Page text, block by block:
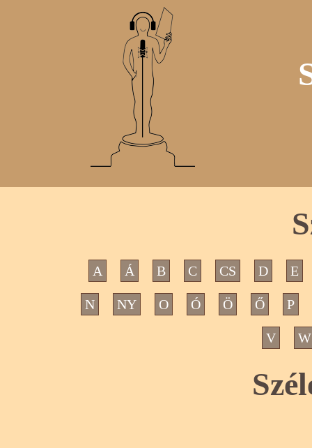
A Á B C CS D E
N NY O Ó Ö Ő P
V W